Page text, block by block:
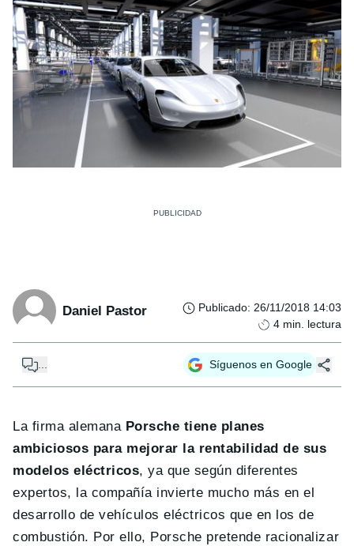
Daniel Pastor Publicado: 26/11/2018 14:03
4 min. lectura
... Síguenos en Google
La firma alemana Porsche tiene planes
ambiciosos para mejorar la rentabilidad de sus
modelos eléctricos, ya que según diferentes
expertos, la compañía invierte mucho más en el
desarrollo de vehículos eléctricos que en los de
combustión. Por ello, Porsche pretende racionalizar